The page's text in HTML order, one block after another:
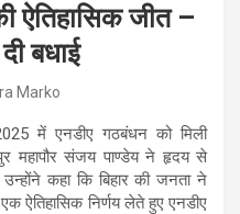
ऐतिहासिक जीत –
बधाई
Marko
में एनडीए गठबंधन को मिली
महापौर संजय पाण्डेय ने हृदय से
कहा कि बिहार की जनता ने
ऐतिहासिक निर्णय लेते हुए एनडीए